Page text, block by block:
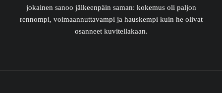
jokainen sanoo jälkeenpäin saman: kokemus oli paljon
rennompi, voimaannuttavampi ja hauskempi kuin he olivat
osanneet kuvitellakaan.